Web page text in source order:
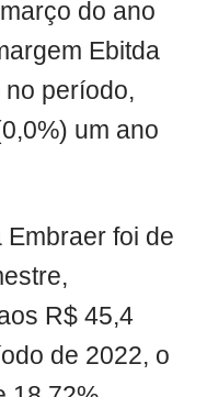
do ano
Ebitda
período,
um ano
foi de
R$ 45,4
de 2022, o